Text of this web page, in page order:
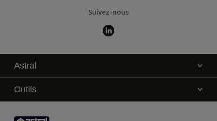
Suivez-nous
Astral
La marque
Service technique
Contact
Outils